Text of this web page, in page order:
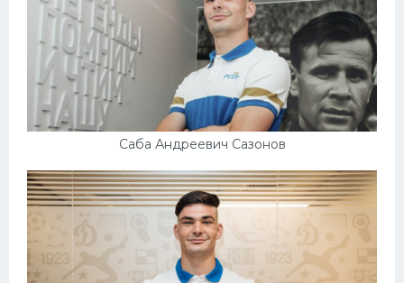
Саба Андреевич Сазонов